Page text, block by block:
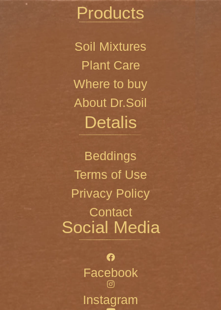
Products
Soil Mixtures
Plant Care
Where to buy
About Dr.Soil
Detalis
Beddings
Terms of Use
Privacy Policy
Contact
Social Media
Facebook
Instagram